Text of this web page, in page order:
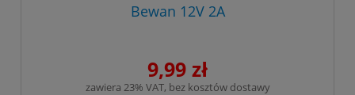
Bewan 12V 2A
9,99 zł
zawiera 23% VAT, bez kosztów dostawy